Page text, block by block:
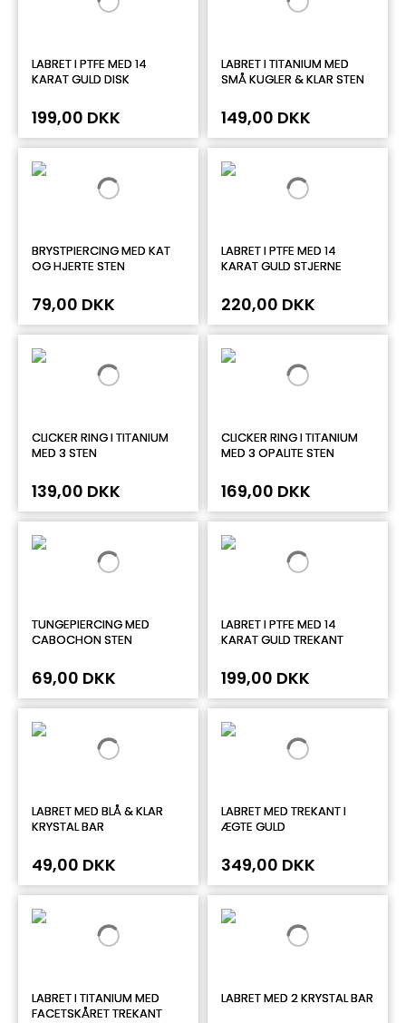
LABRET I PTFE MED 14
KARAT GULD DISK
199,00 DKK
LABRET I TITANIUM MED
SMÅ KUGLER & KLAR STEN
149,00 DKK
BRYSTPIERCING MED KAT
OG HJERTE STEN
79,00 DKK
LABRET I PTFE MED 14
KARAT GULD STJERNE
220,00 DKK
CLICKER RING I TITANIUM
MED 3 STEN
139,00 DKK
CLICKER RING I TITANIUM
MED 3 OPALITE STEN
169,00 DKK
TUNGEPIERCING MED
CABOCHON STEN
69,00 DKK
LABRET I PTFE MED 14
KARAT GULD TREKANT
199,00 DKK
LABRET MED BLÅ & KLAR
KRYSTAL BAR
49,00 DKK
LABRET MED TREKANT I
ÆGTE GULD
349,00 DKK
LABRET I TITANIUM MED
FACETSKÅRET TREKANT
LABRET MED 2 KRYSTAL BAR